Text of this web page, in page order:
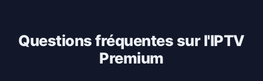
Questions fréquentes sur l'IPTV
Premium